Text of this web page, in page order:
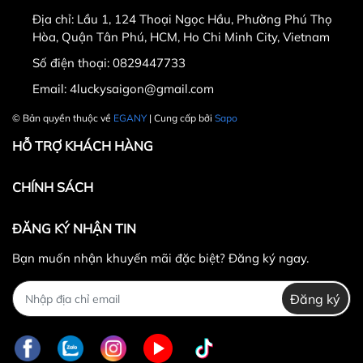
Lưu ý:
0829447733
ngày nhận hàng.
Thời gian được tính từ thời điểm xuất hóa đơn.
Sản phẩm chưa qua sử dụng, không bị dơ bẩn, còn
nguyên tem mác, hộp / bao bì sản phẩm đi kèm
(nếu có).
Sản phẩm được chọn để đổi phải có
Không hoàn lại tiền thừa
phẩm đổi.
Địa chỉ: Lầu 1, 124 Thoại Ngọc Hầu, Phường Phú Thọ
Hòa, Quận Tân Phú, HCM, Ho Chi Minh City, Vietnam
Số điện thoại: 0829447733
Email: 4luckysaigon@gmail.com
© Bản quyền thuộc về EGANY| Cung cấp bởi Sapo
HỖ TRỢ KHÁCH HÀNG
CHÍNH SÁCH
ĐĂNG KÝ NHẬN TIN
Bạn muốn nhận khuyến mãi đặc biệt? Đăng ký ngay.
Đăng ký